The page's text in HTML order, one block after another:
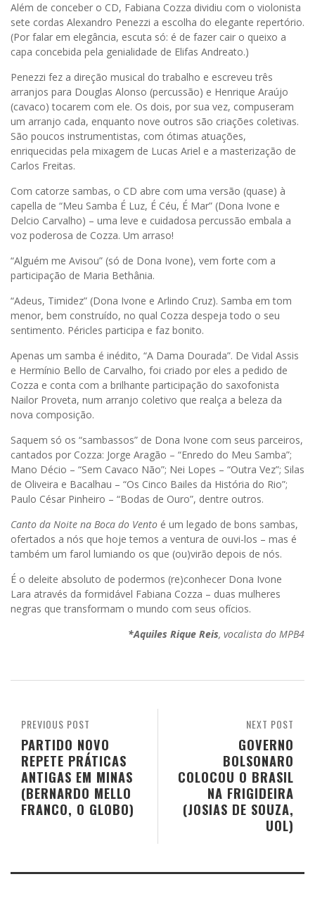
Além de conceber o CD, Fabiana Cozza dividiu com o violonista
sete cordas Alexandro Penezzi a escolha do elegante repertório.
(Por falar em elegância, escuta só: é de fazer cair o queixo a
capa concebida pela genialidade de Elifas Andreato.)
Penezzi fez a direção musical do trabalho e escreveu três
arranjos para Douglas Alonso (percussão) e Henrique Araújo
(cavaco) tocarem com ele. Os dois, por sua vez, compuseram
um arranjo cada, enquanto nove outros são criações coletivas.
São poucos instrumentistas, com ótimas atuações,
enriquecidas pela mixagem de Lucas Ariel e a masterização de
Carlos Freitas.
Com catorze sambas, o CD abre com uma versão (quase) à
capella de “Meu Samba É Luz, É Céu, É Mar” (Dona Ivone e
Delcio Carvalho) – uma leve e cuidadosa percussão embala a
voz poderosa de Cozza. Um arraso!
“Alguém me Avisou” (só de Dona Ivone), vem forte com a
participação de Maria Bethânia.
“Adeus, Timidez” (Dona Ivone e Arlindo Cruz). Samba em tom
menor, bem construído, no qual Cozza despeja todo o seu
sentimento. Péricles participa e faz bonito.
Apenas um samba é inédito, “A Dama Dourada”. De Vidal Assis
e Hermínio Bello de Carvalho, foi criado por eles a pedido de
Cozza e conta com a brilhante participação do saxofonista
Nailor Proveta, num arranjo coletivo que realça a beleza da
nova composição.
Saquem só os “sambassos” de Dona Ivone com seus parceiros,
cantados por Cozza: Jorge Aragão – “Enredo do Meu Samba”;
Mano Décio – “Sem Cavaco Não”; Nei Lopes – “Outra Vez”; Silas
de Oliveira e Bacalhau – “Os Cinco Bailes da História do Rio”;
Paulo César Pinheiro – “Bodas de Ouro”, dentre outros.
Canto da Noite na Boca do Vento é um legado de bons sambas,
ofertados a nós que hoje temos a ventura de ouvi-los – mas é
também um farol lumiando os que (ou)virão depois de nós.
É o deleite absoluto de podermos (re)conhecer Dona Ivone
Lara através da formidável Fabiana Cozza – duas mulheres
negras que transformam o mundo com seus ofícios.
*Aquiles Rique Reis, vocalista do MPB4
NEXT POST
GOVERNO
BOLSONARO
COLOCOU O BRASIL
NA FRIGIDEIRA
(JOSIAS DE SOUZA,
UOL)
PREVIOUS POST
PARTIDO NOVO
REPETE PRÁTICAS
ANTIGAS EM MINAS
(BERNARDO MELLO
FRANCO, O GLOBO)